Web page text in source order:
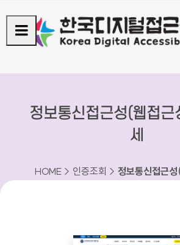
정보통신접근성(웹접근
세
HOME > 인증조회 > 정보통신접근